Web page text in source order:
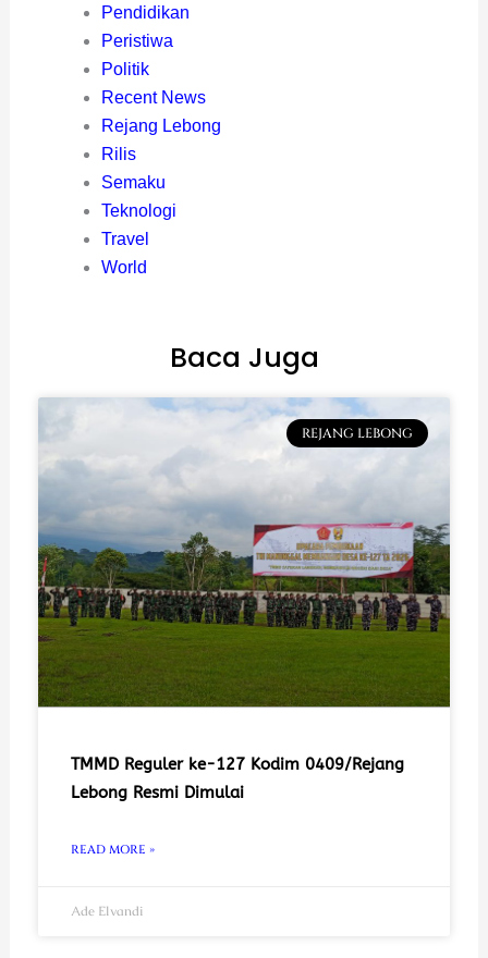
Pendidikan
Peristiwa
Politik
Recent News
Rejang Lebong
Rilis
Semaku
Teknologi
Travel
World
Baca Juga
REJANG LEBONG
TMMD Reguler ke-127 Kodim 0409/Rejang
Lebong Resmi Dimulai
READ MORE »
Ade Elvandi